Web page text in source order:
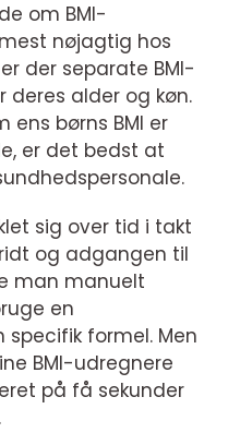
om BMI-
nøjagtig hos
der separate BMI-
deres alder og køn.
ens børns BMI er
er det bedst at
sig over tid i takt
og adgangen til
man manuelt
en
formel. Men
BMI-udregnere
på få sekunder